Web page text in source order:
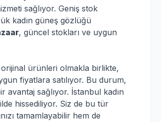
sağlıyor. Geniş stok
kadın güneş gözlüğü
, güncel stokları ve uygun
ürünleri olmakla birlikte,
fiyatlara satılıyor. Bu durum,
sağlıyor. İstanbul kadın
hissediliyor. Siz de bu tür
tamamlayabilir hem de